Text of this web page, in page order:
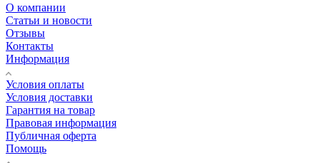
О компании
Статьи и новости
Отзывы
Контакты
Информация
Условия оплаты
Условия доставки
Гарантия на товар
Правовая информация
Публичная оферта
Помощь